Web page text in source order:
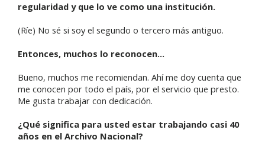
regularidad y que lo ve como una institución.
(Ríe) No sé si soy el segundo o tercero más antiguo.
Entonces, muchos lo reconocen…
Bueno, muchos me recomiendan. Ahí me doy cuenta que
me conocen por todo el país, por el servicio que presto.
Me gusta trabajar con dedicación.
¿Qué significa para usted estar trabajando casi 40
años en el Archivo Nacional?